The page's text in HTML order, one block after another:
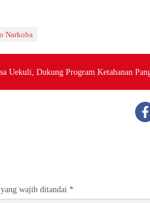
Narkoba
Uekuli, Dukung Program Ketahanan
yang wajib ditandai *